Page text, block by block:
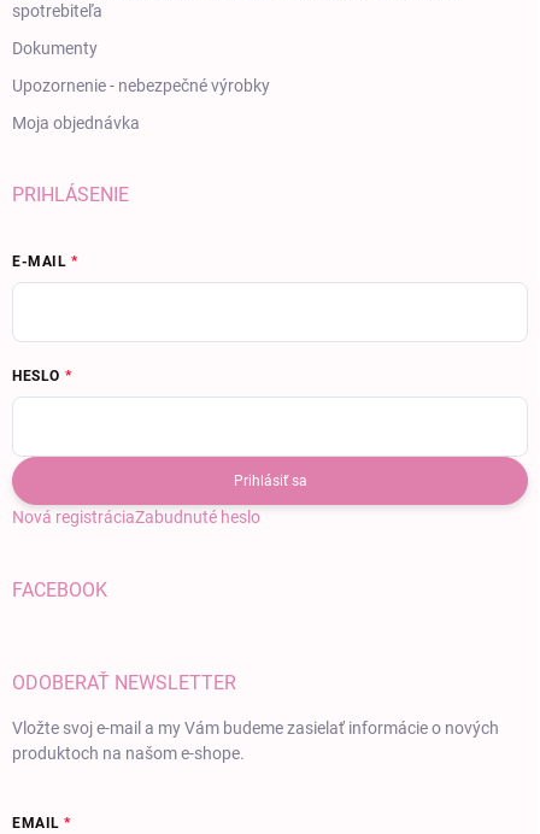
spotrebiteľa
Dokumenty
Upozornenie - nebezpečné výrobky
Moja objednávka
PRIHLÁSENIE
E-MAIL
HESLO
Prihlásiť sa
Nová registráciaZabudnuté heslo
FACEBOOK
ODOBERAŤ NEWSLETTER
Vložte svoj e-mail a my Vám budeme zasielať informácie o nových
produktoch na našom e-shope.
EMAIL